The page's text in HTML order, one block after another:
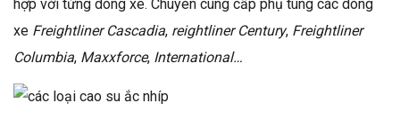
hợp với từng dòng xe. Chuyên cung cấp phụ tùng các dòng
xe Freightliner Cascadia, reightliner Century, Freightliner
Columbia, Maxxforce, International…